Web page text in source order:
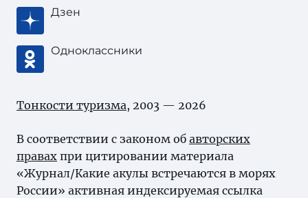
Дзен
Одноклассники
Тонкости туризма, 2003 — 2026
В соответствии с законом об авторских
правах при цитировании материала
«Журнал/Какие акулы встречаются в морях
России» активная индексируемая ссылка